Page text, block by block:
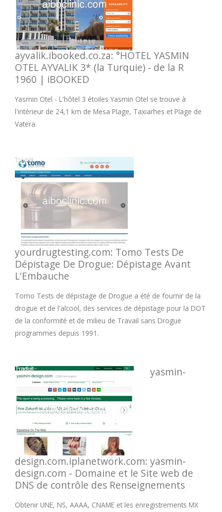
ayvalik.ibooked.co.za: °HÔTEL YASMIN
OTEL AYVALIK 3* (la Turquie) - de la R
1960 | iBOOKED
Yasmin Otel - L'hôtel 3 étoiles Yasmin Otel se trouve à
l'intérieur de 24,1 km de Mesa Plage, Taxiarhes et Plage de
Vatera.
yourdrugtesting.com: Tomo Tests De
Dépistage De Drogue: Dépistage Avant
L'Embauche
Tomo Tests de dépistage de Drogue a été de fournir de la
drogue et de l'alcool, des services de dépistage pour la DOT
de la conformité et de milieu de Travail sans Drogue
programmes depuis 1991.
yasmin-
design.com.iplanetwork.com: yasmin-
design.com - Domaine et le Site web de
DNS de contrôle des Renseignements
Obtenir UNE, NS, AAAA, CNAME et les enregistrements MX